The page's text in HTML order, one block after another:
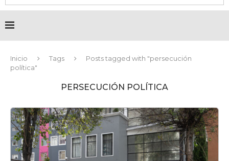
Inicio Tags
Posts tagged with "persecución
política"
PERSECUCIÓN POLÍTICA